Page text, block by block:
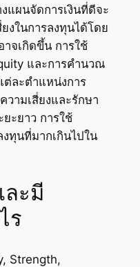
แผนจัดการเงินที่ดีจะ
งในการลงทุนได้โดย
จเกิดขึ้น การใช้
และการคำนวณ
ต่ละตำแหน่งการ
วามเสี่ยงและรักษา
ะยาว การใช้
ทุนที่มากเกินไปใน
ละมี
ร
Strength,